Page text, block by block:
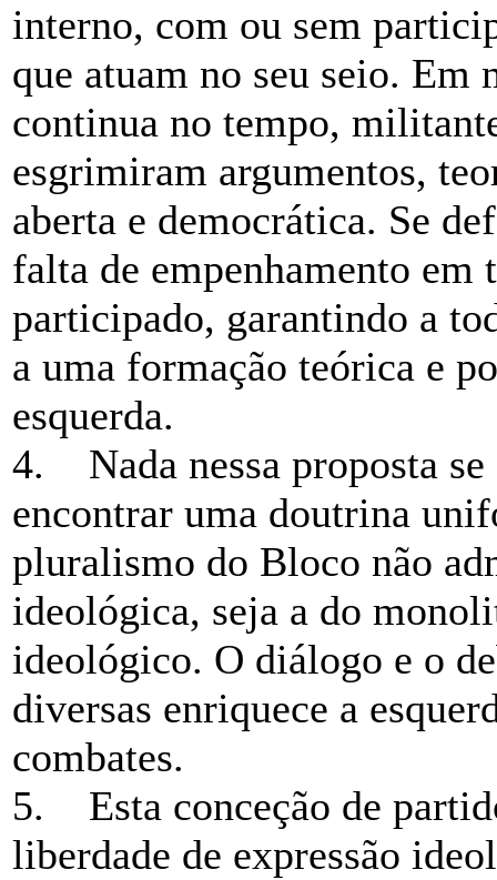
interno, com ou sem
que atuam no seu seio. Em
continua no tempo,
esgrimiram argumentos,
aberta e democrática. Se
falta de empenhamento em
participado, garantindo a
a uma formação teórica e
esquerda.
4. Nada nessa proposta
encontrar uma doutrina
pluralismo do Bloco não
ideológica, seja a do
ideológico. O diálogo e o
diversas enriquece a
combates.
5. Esta conceção de
liberdade de expressão